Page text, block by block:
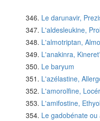
Le darunavir,
L'aldesleukine,
L'almotriptan,
L'anakinra,
Le baryum
L'azélastine,
L'amorolfine,
L'amifostine,
Le gadobénate